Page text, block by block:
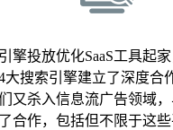
擎投放优化SaaS工具起
大搜索引擎建立了深度合
又杀入信息流广告领域
合作，包括但不限于这